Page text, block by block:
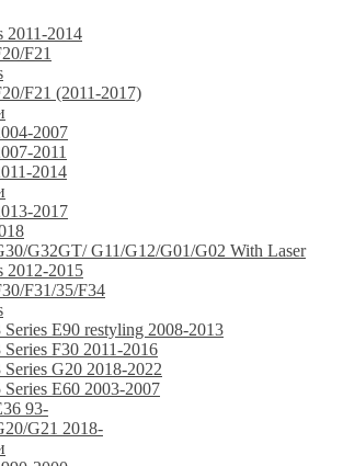
2011-2014
F21
F21 (2011-2017)
2007
2011
2014
2017
G32GT/ G11/G12/G01/G02 With Laser
2012-2015
F31/35/F34
Series E90 restyling 2008-2013
Series F30 2011-2016
Series G20 2018-2022
Series E60 2003-2007
93-
G21 2018-